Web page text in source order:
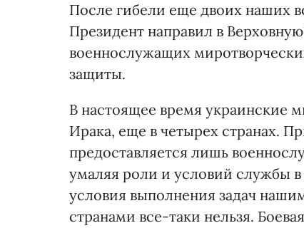
После гибели еще двоих наших
Президент направил в
военнослужащих
защиты.
В настоящее время украинские
Ирака, еще в четырех странах.
предоставляется лишь
умаляя роли и условий службы в
условия выполнения задач
странами все-таки нельзя.